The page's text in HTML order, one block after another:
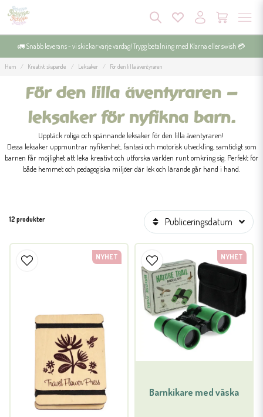
🚛 Snabb leverans - vi skickar varje vardag! Trygg betalning med Klarna eller swish 💳
Hem Kreativt skapande Leksaker För den lilla äventyraren
För den lilla äventyraren –
leksaker för nyfikna barn.
Upptäck roliga och spännande leksaker för den lilla äventyraren!
Dessa leksaker uppmuntrar nyfikenhet, fantasi och motorisk utveckling, samtidigt som
barnen får möjlighet att leka kreativt och utforska världen runt omkring sig. Perfekt för
både hemmet och pedagogiska miljöer där lek och lärande går hand i hand.
12 produkter Publiceringsdatum
NYHET
Barnkikare med väska
NYHET